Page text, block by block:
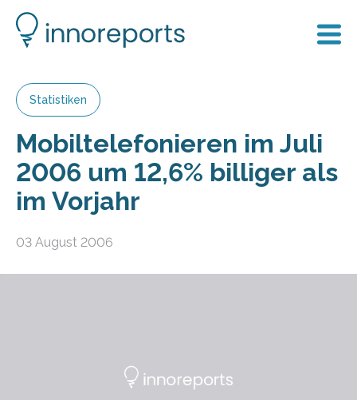
Statistiken
Mobiltelefonieren im Juli
2006 um 12,6% billiger als
im Vorjahr
03 August 2006